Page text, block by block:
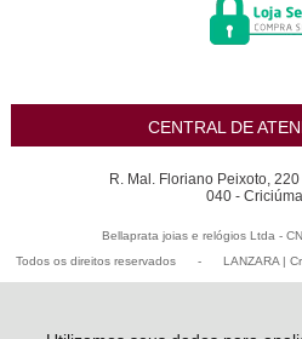
CENTRAL DE
R. Mal. Floriano Peixoto,
040 -
Bellaprata joias e relógios Ltda -
Todos os direitos reservados
- LANZARA |